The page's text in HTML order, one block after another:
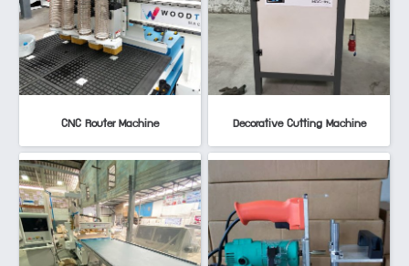
CNC Router Machine Decorative Cutting Machine